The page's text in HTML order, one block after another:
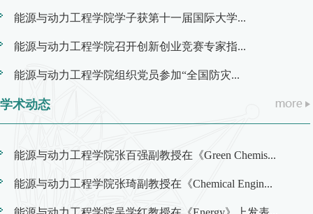
能源与动力工程学院学子获第十一届国际大学...
能源与动力工程学院召开创新创业竞赛专家指...
能源与动力工程学院组织党员参加“全国防灾...
学术动态
能源与动力工程学院张百强副教授在《Green Chemis...
能源与动力工程学院张琦副教授在《Chemical Engin...